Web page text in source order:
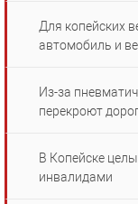
Для копейских
автомобиль и
Из-за
перекроют
В Копейске
инвалидами